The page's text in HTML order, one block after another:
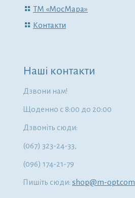
ТМ «МосМара»
Контакти
Наші контакти
Дзвони нам!
Щоденно с 8:00 до 20:00
Дзвоніть сюди:
(067) 323-24-33,
(096) 174-21-79
Пишіть сюди: shop@m-opt.com